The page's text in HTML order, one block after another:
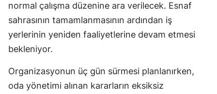
normal çalışma düzenine ara verilecek. Esnaf
sahrasının tamamlanmasının ardından iş
yerlerinin yeniden faaliyetlerine devam etmesi
bekleniyor.
Organizasyonun üç gün sürmesi planlanırken,
oda yönetimi alınan kararların eksiksiz